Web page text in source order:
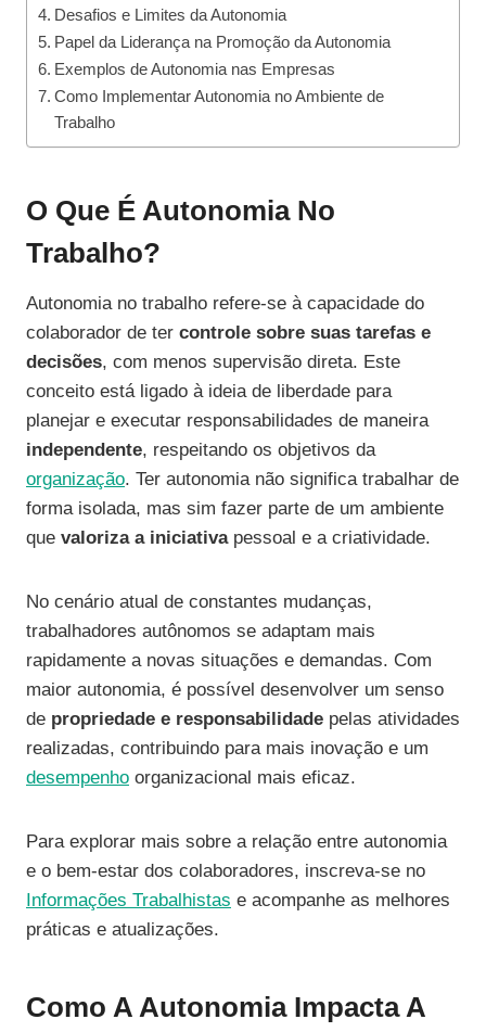
Desafios e Limites da Autonomia
Papel da Liderança na Promoção da Autonomia
Exemplos de Autonomia nas Empresas
Como Implementar Autonomia no Ambiente de
Trabalho
O Que É Autonomia No
Trabalho?
Autonomia no trabalho refere-se à capacidade do
colaborador de ter controle sobre suas tarefas e
decisões, com menos supervisão direta. Este
conceito está ligado à ideia de liberdade para
planejar e executar responsabilidades de maneira
independente, respeitando os objetivos da
organização. Ter autonomia não significa trabalhar de
forma isolada, mas sim fazer parte de um ambiente
que valoriza a iniciativapessoal e a criatividade.
No cenário atual de constantes mudanças,
trabalhadores autônomos se adaptam mais
rapidamente a novas situações e demandas. Com
maior autonomia, é possível desenvolver um senso
de propriedade e responsabilidade pelas atividades
realizadas, contribuindo para mais inovação e um
desempenho organizacional mais eficaz.
Para explorar mais sobre a relação entre autonomia
e o bem-estar dos colaboradores, inscreva-se no
Informações Trabalhistas e acompanhe as melhores
práticas e atualizações.
Como A Autonomia Impacta A